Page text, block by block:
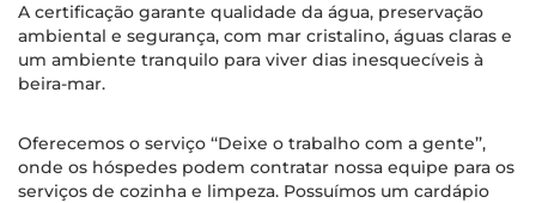
A certificação garante qualidade da água, preservação
ambiental e segurança, com mar cristalino, águas claras e
um ambiente tranquilo para viver dias inesquecíveis à
beira-mar.
Oferecemos o serviço ‘‘Deixe o trabalho com a gente’’,
onde os hóspedes podem contratar nossa equipe para os
serviços de cozinha e limpeza. Possuímos um cardápio